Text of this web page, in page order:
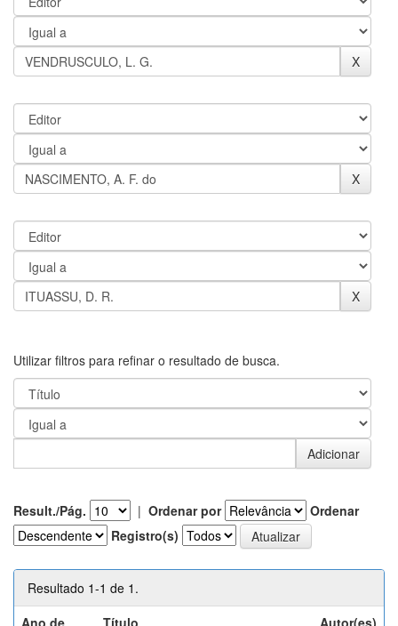
Utilizar filtros para refinar o resultado de busca.
Result./Pág. | Ordenar por
Ordenar
Registro(s)
Resultado 1-1 de 1.
Ano de
Título Autor(es)